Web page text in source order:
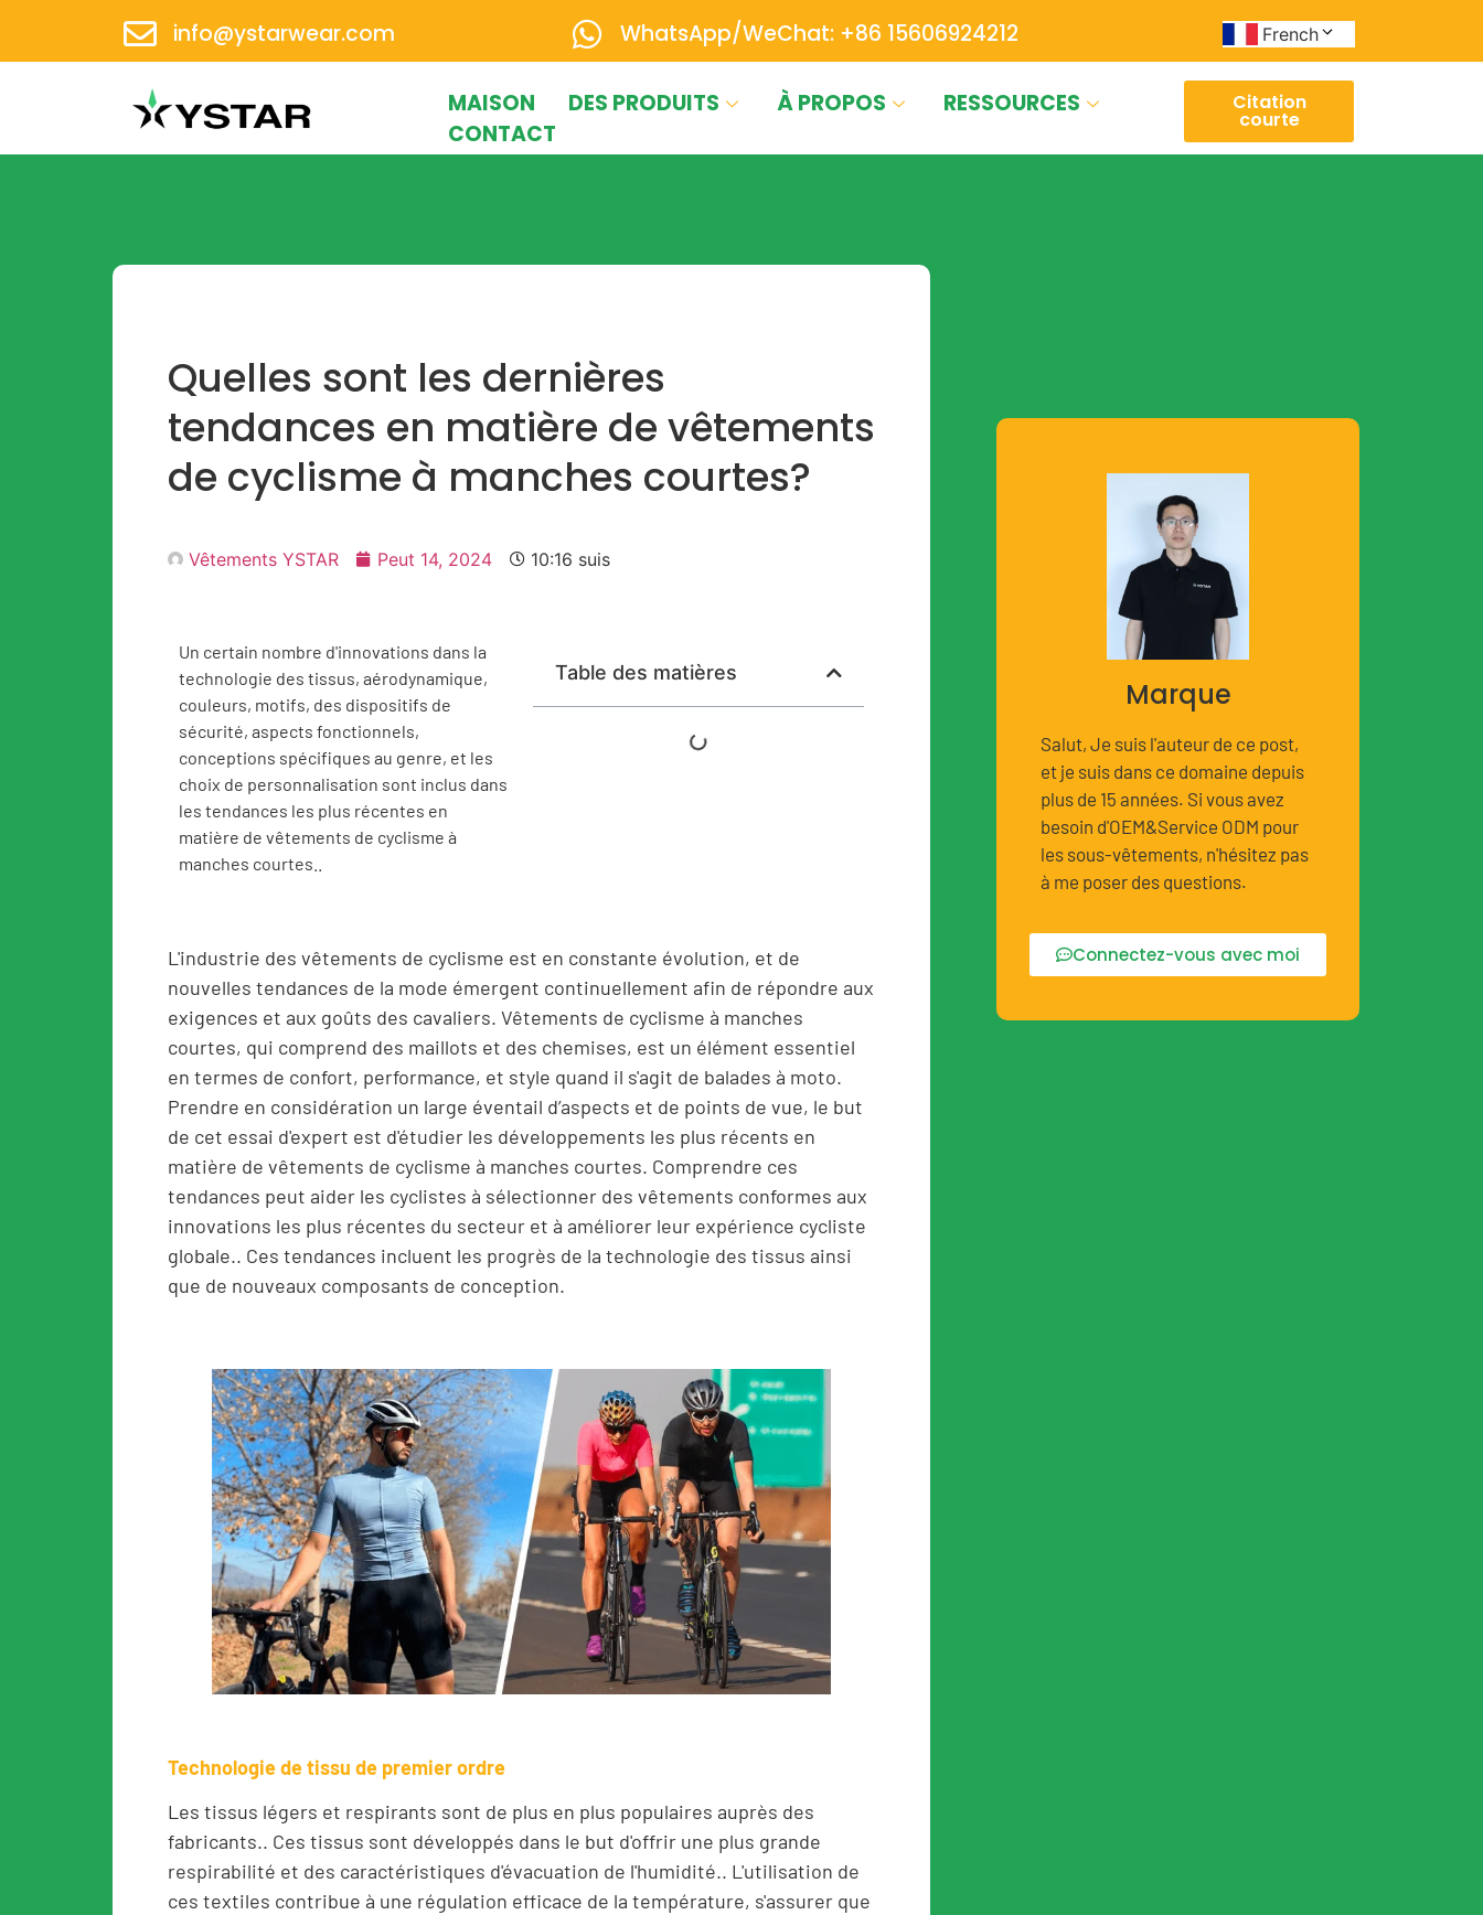
info@ystarwear.com WhatsApp/WeChat: +86 15606924212 French
MAISON DES PRODUITS À PROPOS
RESSOURCES
CONTACT
Citation
courte
Quelles sont les dernières
tendances en matière de vêtements
de cyclisme à manches courtes?
Vêtements YSTAR Peut 14, 2024 10:16 suis
Un certain nombre d'innovations dans la
technologie des tissus, aérodynamique,
couleurs, motifs, des dispositifs de
sécurité, aspects fonctionnels,
conceptions spécifiques au genre, et les
choix de personnalisation sont inclus dans
les tendances les plus récentes en
matière de vêtements de cyclisme à
manches courtes..
Table des matières
L'industrie des vêtements de cyclisme est en constante évolution, et de
nouvelles tendances de la mode émergent continuellement afin de répondre aux
exigences et aux goûts des cavaliers. Vêtements de cyclisme à manches
courtes, qui comprend des maillots et des chemises, est un élément essentiel
en termes de confort, performance, et style quand il s'agit de balades à moto.
Prendre en considération un large éventail d’aspects et de points de vue, le but
de cet essai d'expert est d'étudier les développements les plus récents en
matière de vêtements de cyclisme à manches courtes. Comprendre ces
tendances peut aider les cyclistes à sélectionner des vêtements conformes aux
innovations les plus récentes du secteur et à améliorer leur expérience cycliste
globale.. Ces tendances incluent les progrès de la technologie des tissus ainsi
que de nouveaux composants de conception.
Technologie de tissu de premier ordre
Les tissus légers et respirants sont de plus en plus populaires auprès des
fabricants.. Ces tissus sont développés dans le but d'offrir une plus grande
respirabilité et des caractéristiques d'évacuation de l'humidité.. L'utilisation de
ces textiles contribue à une régulation efficace de la température, s'assurer que
Marque
Salut, Je suis l'auteur de ce post,
et je suis dans ce domaine depuis
plus de 15 années. Si vous avez
besoin d'OEM&Service ODM pour
les sous-vêtements, n'hésitez pas
à me poser des questions.
Connectez-vous avec moi